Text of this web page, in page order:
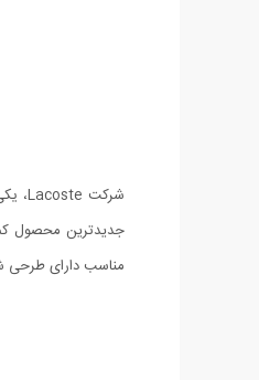
مناسب دارای طرحی